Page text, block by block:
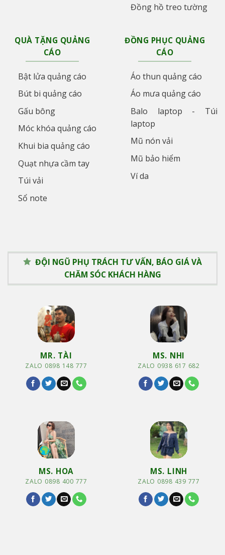
Đồng hồ treo tường
QUÀ TẶNG QUẢNG
CÁO
Bật lửa quảng cáo
Bút bi quảng cáo
Gấu bông
Móc khóa quảng cáo
Khui bia quảng cáo
Quạt nhựa cầm tay
Túi vải
Sổ note
ĐỒNG PHỤC QUẢNG
CÁO
Áo thun quảng cáo
Áo mưa quảng cáo
Balo laptop - Túi
laptop
Mũ nón vải
Mũ bảo hiểm
Ví da
ĐỘI NGŨ PHỤ TRÁCH TƯ VẤN, BÁO GIÁ VÀ
CHĂM SÓC KHÁCH HÀNG
MR. TÀI
ZALO 0898 148 777
MS. NHI
ZALO 0938 617 682
MS. HOA
ZALO 0898 400 777
MS. LINH
ZALO 0898 439 777